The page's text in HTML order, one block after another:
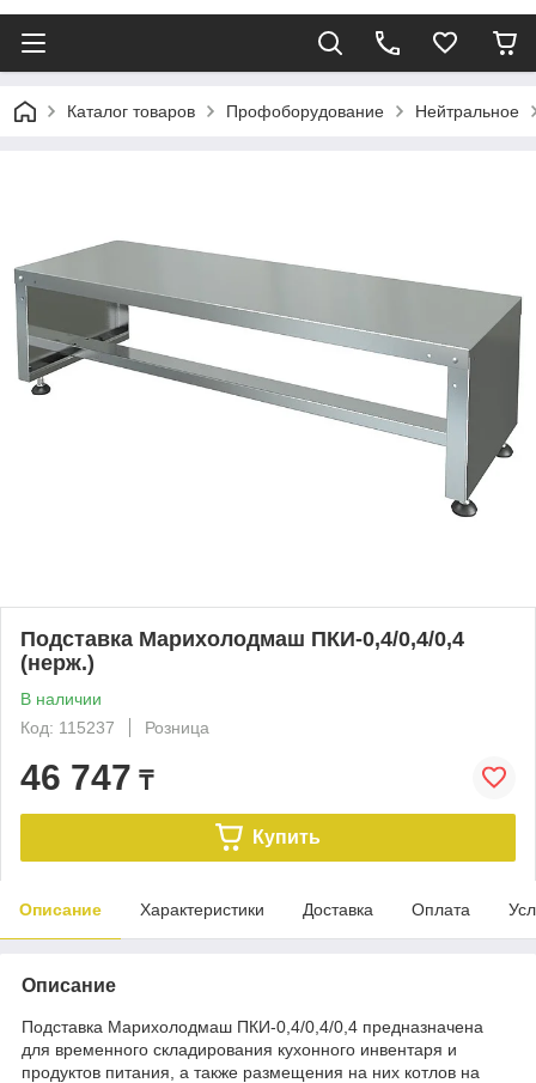
Каталог товаров Профоборудование Нейтральное
Подставка Марихолодмаш ПКИ-0,4/0,4/0,4
(нерж.)
В наличии
Код: 115237
Розница
46 747 ₸
Купить
Описание Характеристики Доставка Оплата
Описание
Подставка Марихолодмаш ПКИ-0,4/0,4/0,4 предназначена
для временного складирования кухонного инвентаря и
продуктов питания, а также размещения на них котлов на